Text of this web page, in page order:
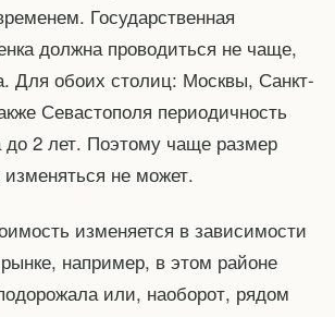
Государственная
должна проводиться не чаще,
Для обоих столиц: Москвы, Санкт-
Севастополя периодичность
до 2 лет. Поэтому чаще размер
не может.
изменяется в зависимости
например, в этом районе
или, наоборот, рядом